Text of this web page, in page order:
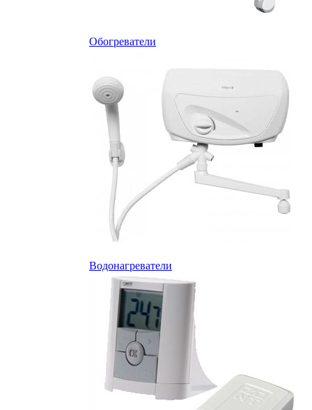
Обогреватели
Водонагреватели